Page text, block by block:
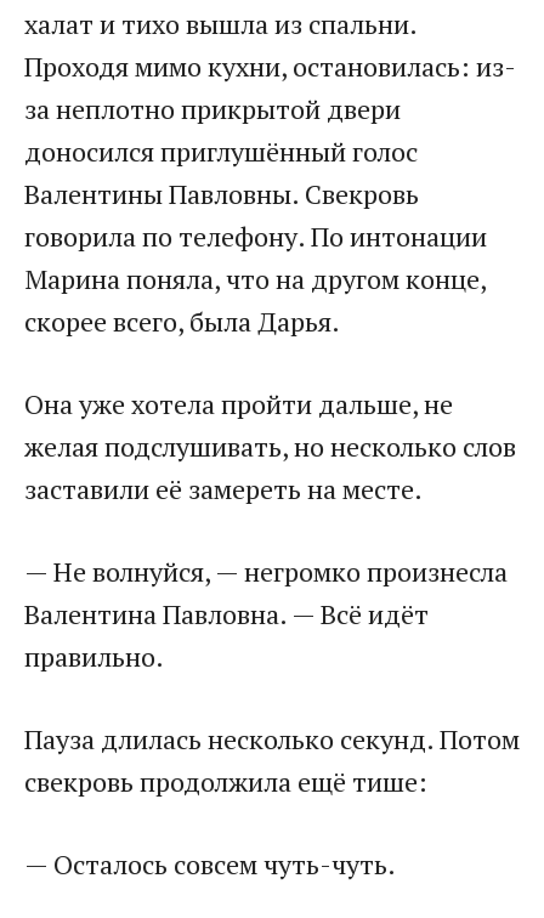
халат и тихо вышла из спальни.
Проходя мимо кухни, остановилась: из-
за неплотно прикрытой двери
доносился приглушённый голос
Валентины Павловны. Свекровь
говорила по телефону. По интонации
Марина поняла, что на другом конце,
скорее всего, была Дарья.
Она уже хотела пройти дальше, не
желая подслушивать, но несколько слов
заставили её замереть на месте.
— Не волнуйся, — негромко произнесла
Валентина Павловна. — Всё идёт
правильно.
Пауза длилась несколько секунд. Потом
свекровь продолжила ещё тише:
— Осталось совсем чуть-чуть.